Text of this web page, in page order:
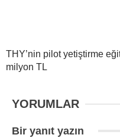
THY’nin pilot yetiştirme
milyon TL
YORUMLAR
Bir yanıt yazın